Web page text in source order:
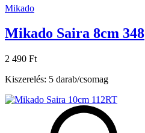
Mikado
Mikado Saira 8cm 348
2 490 Ft
Kiszerelés: 5 darab/csomag